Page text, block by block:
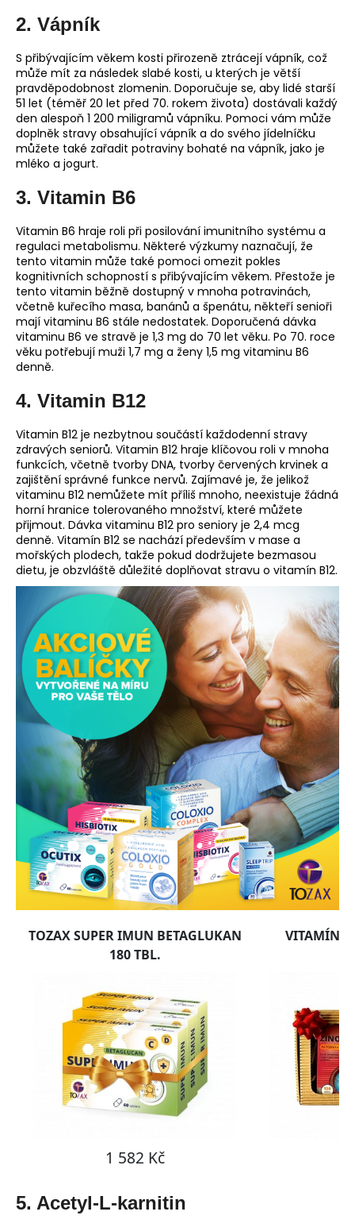
2. Vápník
S přibývajícím věkem kosti přirozeně ztrácejí vápník, což
může mít za následek slabé kosti, u kterých je větší
pravděpodobnost zlomenin. Doporučuje se, aby lidé starší
51 let (téměř 20 let před 70. rokem života) dostávali každý
den alespoň 1 200 miligramů vápníku. Pomoci vám může
doplněk stravy obsahující vápník a do svého jídelníčku
můžete také zařadit potraviny bohaté na vápník, jako je
mléko a jogurt.
3. Vitamin B6
Vitamin B6 hraje roli při posilování imunitního systému a
regulaci metabolismu. Některé výzkumy naznačují, že
tento vitamin může také pomoci omezit pokles
kognitivních schopností s přibývajícím věkem. Přestože je
tento vitamin běžně dostupný v mnoha potravinách,
včetně kuřecího masa, banánů a špenátu, někteří senioři
mají vitaminu B6 stále nedostatek. Doporučená dávka
vitaminu B6 ve stravě je 1,3 mg do 70 let věku. Po 70. roce
věku potřebují muži 1,7 mg a ženy 1,5 mg vitaminu B6
denně.
4. Vitamin B12
Vitamin B12 je nezbytnou součástí každodenní stravy
zdravých seniorů. Vitamin B12 hraje klíčovou roli v mnoha
funkcích, včetně tvorby DNA, tvorby červených krvinek a
zajištění správné funkce nervů. Zajímavé je, že jelikož
vitaminu B12 nemůžete mít příliš mnoho, neexistuje žádná
horní hranice tolerovaného množství, které můžete
přijmout. Dávka vitaminu B12 pro seniory je 2,4 mcg
denně. Vitamín B12 se nachází především v mase a
mořských plodech, takže pokud dodržujete bezmasou
dietu, je obzvláště důležité doplňovat stravu o vitamín B12.
5. Acetyl-L-karnitin